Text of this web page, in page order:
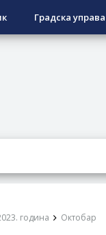
Градска управа
ОТПАДА УЗ
ЗА
ОСТВАРИЛИ
година Октобар